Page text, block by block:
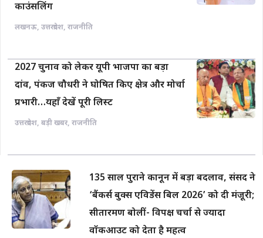
काउंसलिंग
लखनऊ, उत्तरप्रदेश, राजनीति
2027 चुनाव को लेकर यूपी भाजपा का बड़ा
दांव, पंकज चौधरी ने घोषित किए क्षेत्र और मोर्चा
प्रभारी…यहाँ देखें पूरी लिस्ट
उत्तरप्रदेश, बड़ी खबर, राजनीति
135 साल पुराने कानून में बड़ा बदलाव, संसद ने
‘बैंकर्स बुक्स एविडेंस बिल 2026’ को दी मंजूरी;
सीतारमण बोलीं- विपक्ष चर्चा से ज्यादा
वॉकआउट को देता है महत्व